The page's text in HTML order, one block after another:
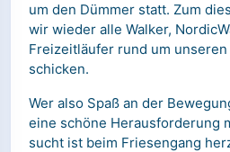
um den Dümmer statt. Zum
wir wieder alle Walker,
Freizeitläufer rund um
schicken.
Wer also Spaß an der
eine schöne Herausforderung
sucht ist beim Friesengang